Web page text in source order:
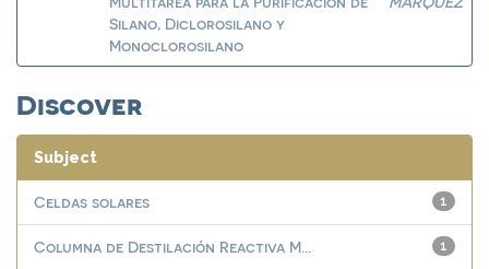
Silano, Diclorosilano y
Monoclorosilano
Discover
Subject
1
Celdas solares
1
Columna de Destilación Reactiva M...